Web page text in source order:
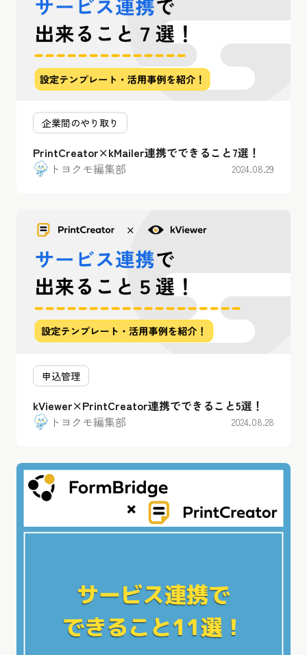
企業間のやり取り
PrintCreator×kMailer連携でできること7選！
トヨクモ編集部
2024.08.29
申込管理
kViewer×PrintCreator連携でできること5選！
トヨクモ編集部
2024.08.28